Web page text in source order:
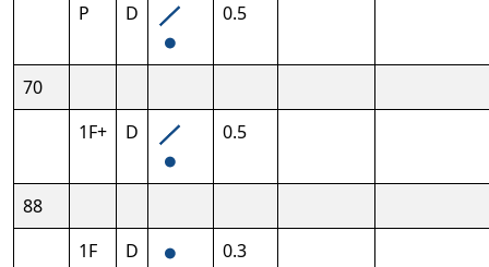
P
D 0.5
70
1F+
D 0.5
88
1F
D
0.3